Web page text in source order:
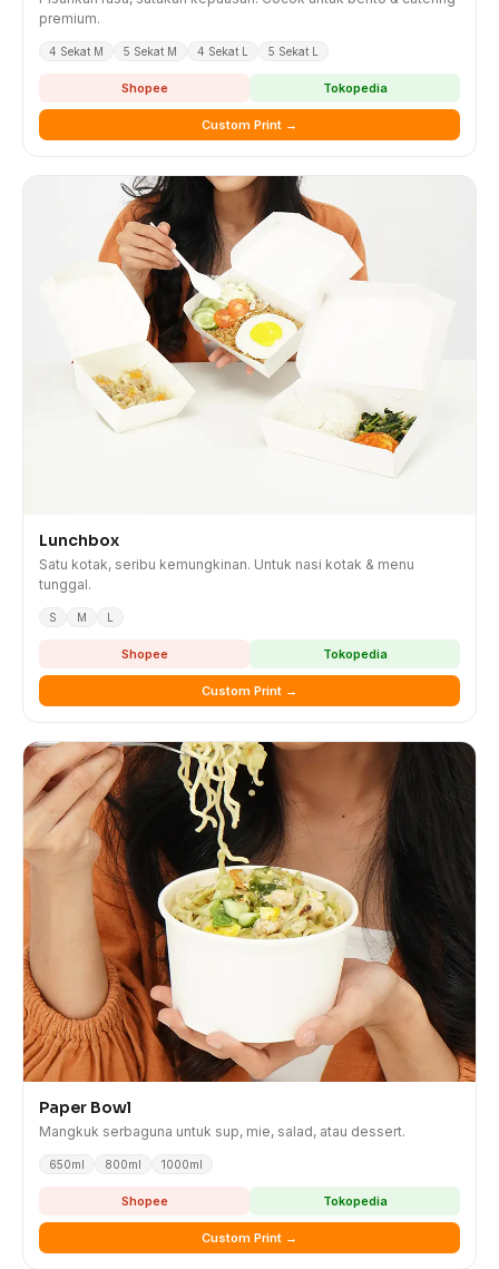
premium.
4 Sekat M 5 Sekat M 4 Sekat L 5 Sekat L
Shopee Tokopedia
Custom Print →
Lunchbox
Satu kotak, seribu kemungkinan. Untuk nasi kotak & menu
tunggal.
S M L
Shopee Tokopedia
Custom Print →
Paper Bowl
Mangkuk serbaguna untuk sup, mie, salad, atau dessert.
650ml 800ml 1000ml
Shopee Tokopedia
Custom Print →